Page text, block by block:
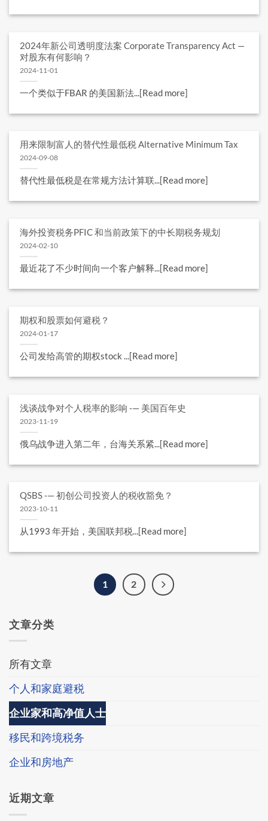
2024​年新公司透明度法案 Corporate Transparency Act —
对股东有何影响？
2024-11-01
一个类似于FBAR 的美国新法...[Read more]
用来限制富人的替代性最低税 Alternative Minimum Tax
2024-09-08
替代性最低税是在常规方法计算联...[Read more]
海外投资税务PFIC 和当前政策下的中长期税务规划
2024-02-10
最近花了不少时间向一个客户解释...[Read more]
期权和股票如何避税？
2024-01-17
公司发给高管的期权stock ...[Read more]
浅谈战争对个人税率的影响 -— 美国百年史
2023-11-19
俄乌战争进入第二年，台海关系紧...[Read more]
QSBS -— 初创公司投资人的税收豁免？
2023-10-11
从1993 年开始，美国联邦税...[Read more]
1 2
文章分类
所有文章
个人和家庭避税
企业家和高净值人士
移民和跨境税务
企业和房地产
近期文章